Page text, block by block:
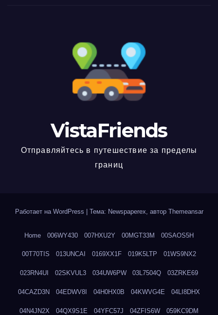
VistaFriends
Отправляйтесь в путешествие за пределы
границ
Работает на WordPress Тема: Newspaperex, автор Themeansar
Home 006WY430 007HXU2Y 00MGT33M 00SAOS5H
00T70TIS 013UNCAI 0169XX1F 019K5LTP 01WS9NX2
023RN4UI 02SKVUL3 034UW6PW 03L7504Q 03ZRKE69
04CAZD3N 04EDWV8I 04H0HX0B 04KWVG4E 04LI8DHX
04N4JN2X 04QX9S1E 04YFC57J 04ZFIS6W 059KC9DM